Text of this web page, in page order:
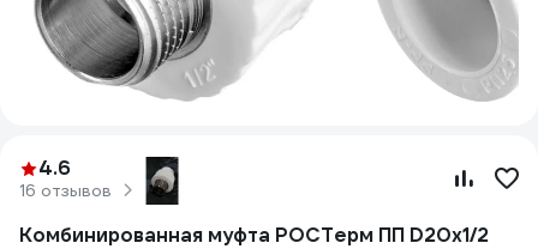
4.6
16 отзывов
Комбинированная муфта РОСТерм ПП D20х1/2